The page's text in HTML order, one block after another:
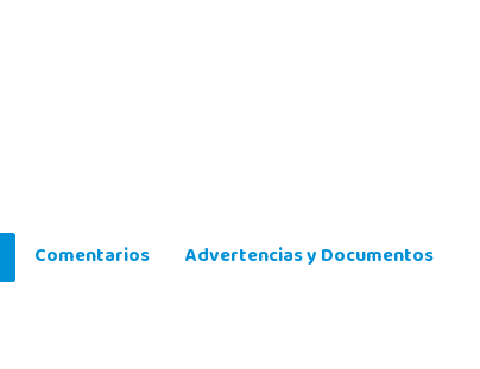
Comentarios Advertencias y Documentos